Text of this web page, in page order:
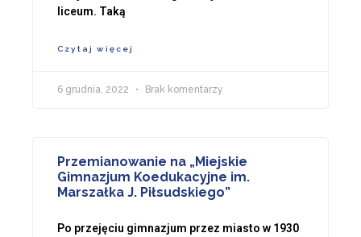
liceum. Taką
Czytaj więcej
6 grudnia, 2022 Brak komentarzy
Przemianowanie na „Miejskie
Gimnazjum Koedukacyjne im.
Marszałka J. Piłsudskiego”
Po przejęciu gimnazjum przez miasto w 1930